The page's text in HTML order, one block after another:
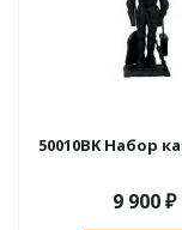
50010BK Набор
9 900₽